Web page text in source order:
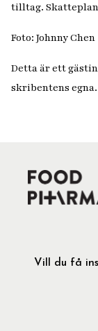
tilltag.
Foto: Johnny
Detta är ett
skribentens egna.
Vill du få